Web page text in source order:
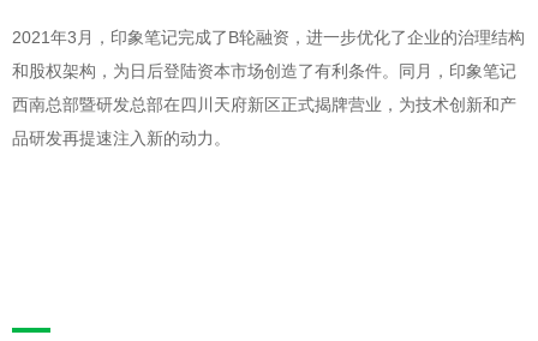
2021年3月，印象笔记完成了B轮融资，进一步优化了企业的治理结构
和股权架构，为日后登陆资本市场创造了有利条件。同月，印象笔记
西南总部暨研发总部在四川天府新区正式揭牌营业，为技术创新和产
品研发再提速注入新的动力。